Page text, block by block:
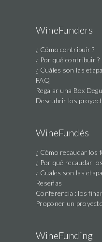
this
WineFunders
¿ Cómo contribuir ?
¿ Por qué contribuir ?
¿ Cuáles son las
FAQ
Regalar una Box
Descubrir los
WineFundés
¿ Cómo recaudar los
¿ Por qué recaudar
¿ Cuáles son las
Reseñas
Conferencia : los
Proponer un
WineFunding